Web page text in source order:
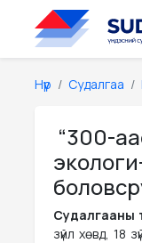
Нүүр Судалгаа
“300-
Судалгааны
зүйл хөвд, 18